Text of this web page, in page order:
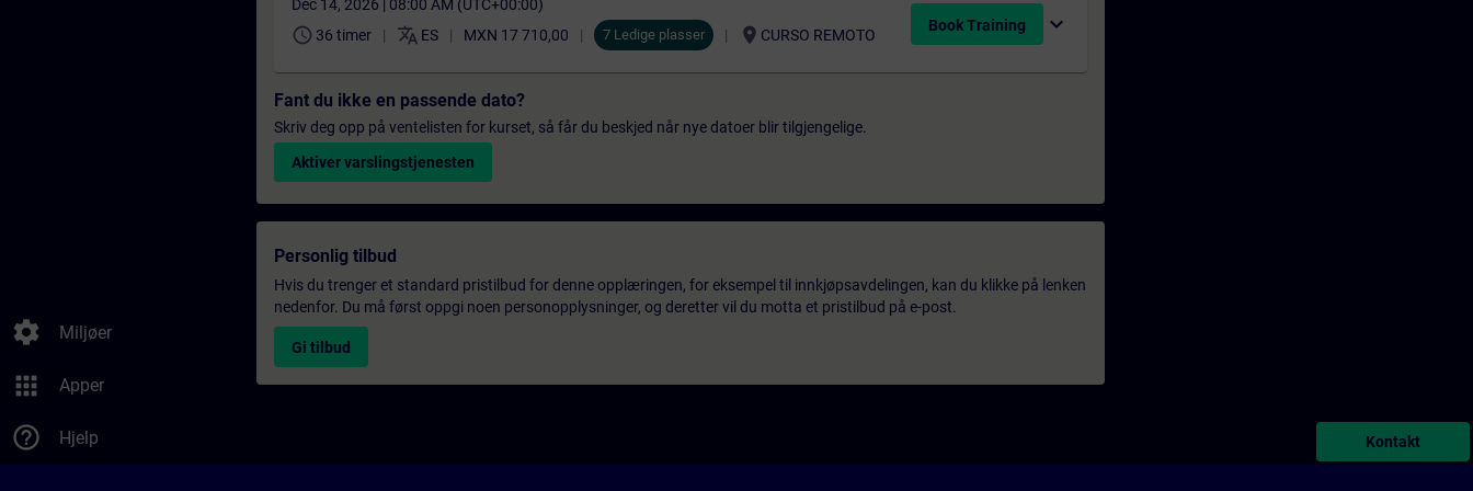
settings Miljøer
apps Apper
help_outline Hjelp
Dec 14, 2026 | 08:00 AM (UTC+00:00)
schedule 36 timer translate ES MXN 17 710,00 7 Ledige plasser location_on CURSO REMOTO
Book Training expand_more
Fant du ikke en passende dato?
Skriv deg opp på ventelisten for kurset, så får du beskjed når nye datoer blir tilgjengelige.
Aktiver varslingstjenesten
Personlig tilbud
Hvis du trenger et standard pristilbud for denne opplæringen, for eksempel til innkjøpsavdelingen, kan du klikke på lenken
nedenfor. Du må først oppgi noen personopplysninger, og deretter vil du motta et pristilbud på e-post.
Gi tilbud
Kontakt